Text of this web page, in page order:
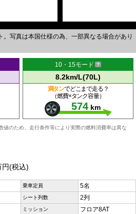
写真は本国仕様の為、一部異なる場合があり
10・15モード
8.2km/L(70L)
満タンでどこまで走る？
（燃費×タンク容量）
574 km
のため、走行条件等により実際の燃料消費率は異な
円(税込)
乗車定員 5名
シート列数 2列
ミッション フロア8AT